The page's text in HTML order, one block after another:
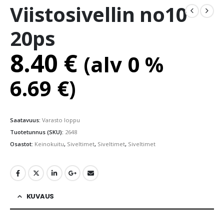
Viistosivellin no10
20ps
8.40 € (alv 0 %
6.69 €)
Saatavuus: Varasto loppu
Tuotetunnus (SKU): 2648
Osastot: Keinokuitu, Siveltimet, Siveltimet, Siveltimet
KUVAUS